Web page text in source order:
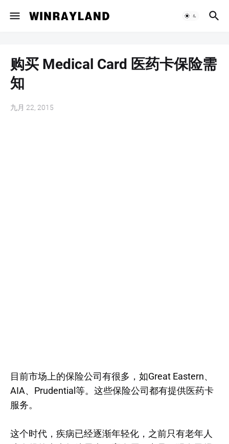
购买 Medical Card 医药卡保险需
知
九月 22, 2015
目前市场上的保险公司有很多，如Great Eastern、
AIA、Prudential等。这些保险公司都有提供医药卡
服务。
这个时代，疾病已经逐渐年轻化，之前只有老年人